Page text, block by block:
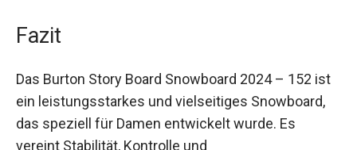
Fazit
Das Burton Story Board Snowboard 2024 – 152
ist ein leistungsstarkes und vielseitiges
Snowboard, das speziell für Damen entwickelt